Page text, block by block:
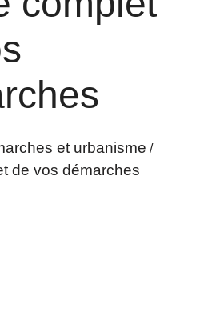
et urbanisme /
de vos démarches